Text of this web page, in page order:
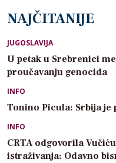
NAJČITANIJE
JUGOSLAVIJA
U petak u Srebrenici
proučavanju genocida
INFO
Tonino Picula: Srbija je
INFO
CRTA odgovorila
istraživanja: Odavno